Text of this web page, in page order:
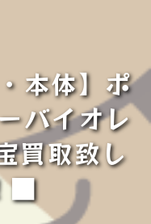
本体】ポ
バイオレ
買取致し
■